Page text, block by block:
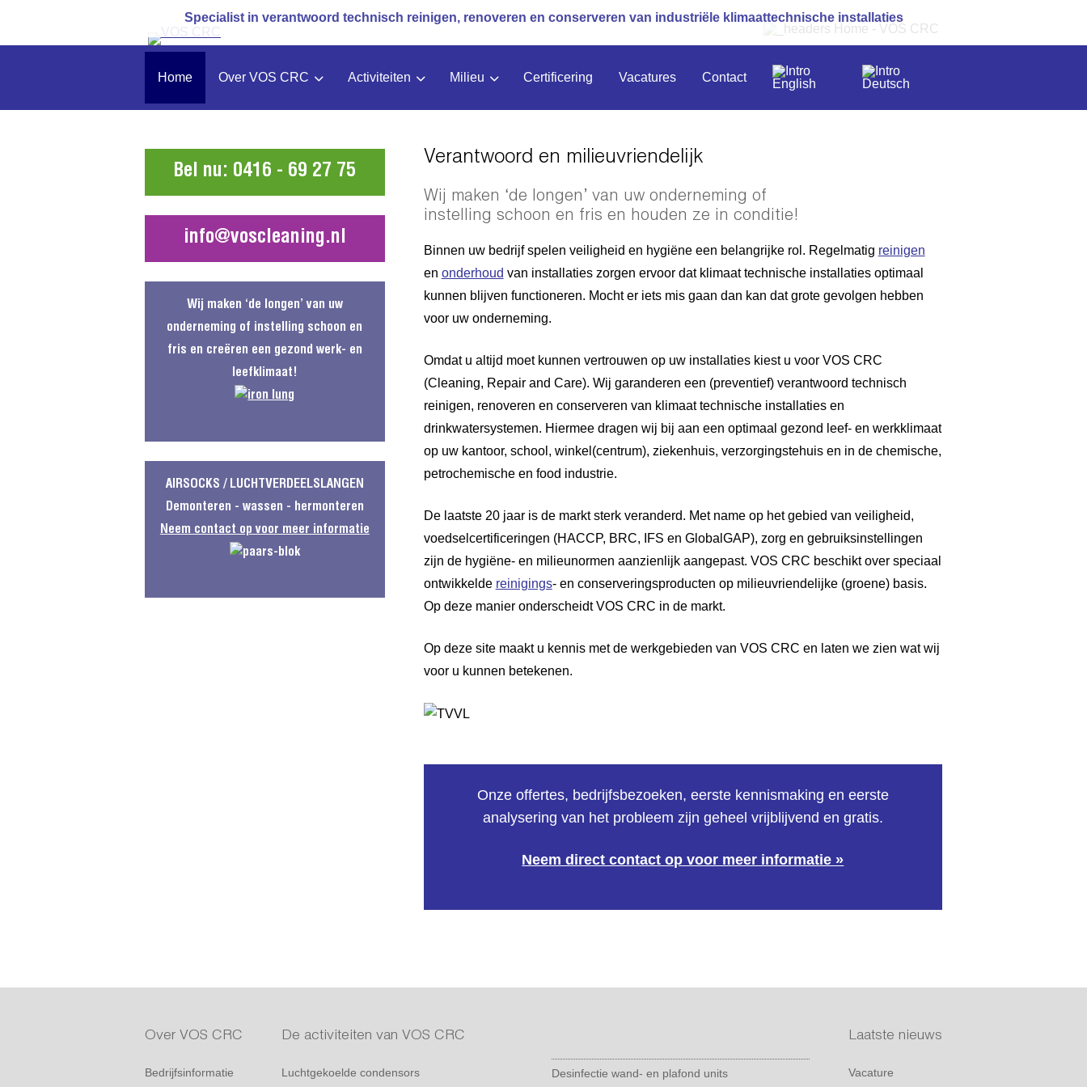
Specialist in verantwoord technisch reinigen, renoveren en conserveren van industriële klimaattechnische installaties
Home Over VOS CRC Activiteiten Milieu Certificering Vacatures Contact
Bel nu: 0416 - 69 27 75
info@voscleaning.nl
Wij maken ‘de longen’ van uw
onderneming of instelling schoon en
fris en creëren een gezond werk- en
leefklimaat!
AIRSOCKS / LUCHTVERDEELSLANGEN
Demonteren - wassen - hermonteren
Neem contact op voor meer informatie
Verantwoord en milieuvriendelijk
Wij maken ‘de longen’ van uw onderneming of
instelling schoon en fris en houden ze in conditie!
Binnen uw bedrijf spelen veiligheid en hygiëne een belangrijke rol. Regelmatig reinigen
en onderhoud van installaties zorgen ervoor dat klimaat technische installaties optimaal
kunnen blijven functioneren. Mocht er iets mis gaan dan kan dat grote gevolgen hebben
voor uw onderneming.
Omdat u altijd moet kunnen vertrouwen op uw installaties kiest u voor VOS CRC
(Cleaning, Repair and Care). Wij garanderen een (preventief) verantwoord technisch
reinigen, renoveren en conserveren van klimaat technische installaties en
drinkwatersystemen. Hiermee dragen wij bij aan een optimaal gezond leef- en werkklimaat
op uw kantoor, school, winkel(centrum), ziekenhuis, verzorgingstehuis en in de chemische,
petrochemische en food industrie.
De laatste 20 jaar is de markt sterk veranderd. Met name op het gebied van veiligheid,
voedselcertificeringen (HACCP, BRC, IFS en GlobalGAP), zorg en gebruiksinstellingen
zijn de hygiëne- en milieunormen aanzienlijk aangepast. VOS CRC beschikt over speciaal
ontwikkelde reinigings- en conserveringsproducten op milieuvriendelijke (groene) basis.
Op deze manier onderscheidt VOS CRC in de markt.
Op deze site maakt u kennis met de werkgebieden van VOS CRC en laten we zien wat wij
voor u kunnen betekenen.
Onze offertes, bedrijfsbezoeken, eerste kennismaking en eerste
analysering van het probleem zijn geheel vrijblijvend en gratis.
Neem direct contact op voor meer informatie »
Over VOS CRC
Bedrijfsinformatie
De activiteiten van VOS CRC
Luchtgekoelde condensors Desinfectie wand- en plafond units
Laatste nieuws
Vacature